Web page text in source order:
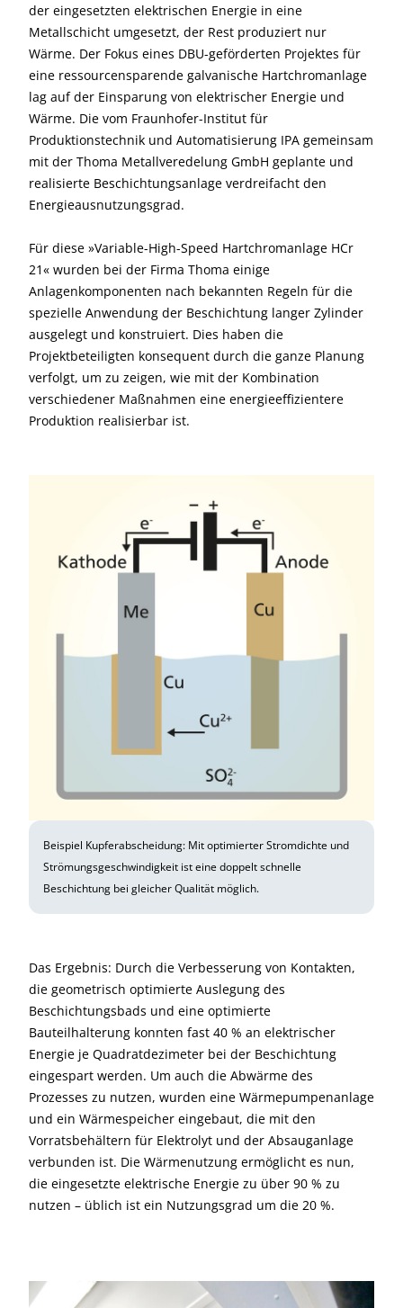
der eingesetzten elektrischen Energie in eine
Metallschicht umgesetzt, der Rest produziert nur
Wärme. Der Fokus eines DBU-geförderten Projektes für
eine ressourcensparende galvanische Hartchromanlage
lag auf der Einsparung von elektrischer Energie und
Wärme. Die vom Fraunhofer-Institut für
Produktionstechnik und Automatisierung IPA gemeinsam
mit der Thoma Metallveredelung GmbH geplante und
realisierte Beschichtungsanlage verdreifacht den
Energieausnutzungsgrad.
Für diese »Variable-High-Speed Hart­chromanlage HCr
21« wurden bei der Firma Thoma einige
Anlagenkomponenten nach bekannten Regeln für die
spezielle Anwendung der Beschichtung langer Zylinder
ausgelegt und konstruiert. Dies haben die
Projektbeteiligten konsequent durch die ganze Planung
verfolgt, um zu zeigen, wie mit der Kombination
verschiedener Maßnahmen eine energieeffizientere
Produktion realisierbar ist.
Beispiel Kupferabscheidung: Mit optimierter Stromdichte und
Strömungsgeschwindigkeit ist eine doppelt schnelle
Beschichtung bei gleicher Qualität möglich.
Das Ergebnis: Durch die Verbesserung von Kontakten,
die geometrisch optimierte Auslegung des
Beschichtungsbads und eine optimierte
Bauteilhalterung konnten fast 40 % an elektrischer
Energie je Quadratdezimeter bei der Beschichtung
eingespart werden. Um auch die Abwärme des
Prozesses zu nutzen, wurden eine Wärmepumpenanlage
und ein Wärmespeicher eingebaut, die mit den
Vorratsbehältern für Elektrolyt und der Absauganlage
verbunden ist. Die Wärmenutzung ermöglicht es nun,
die eingesetzte elektrische Energie zu über 90 % zu
nutzen – üblich ist ein Nutzungsgrad um die 20 %.